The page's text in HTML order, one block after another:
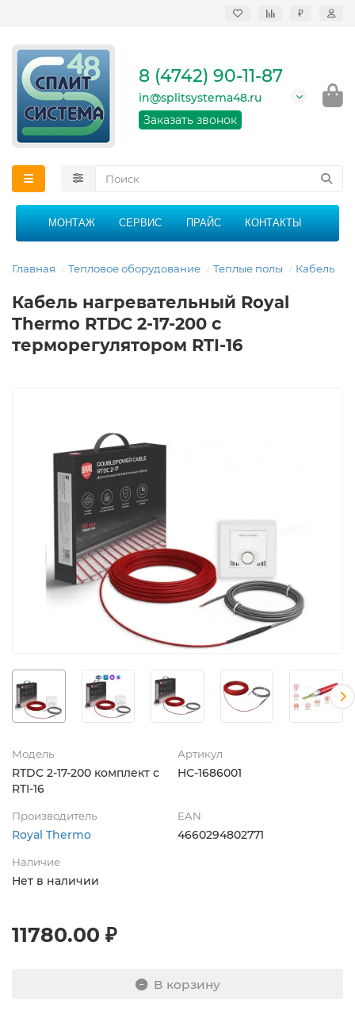
₽
кондиционеров в
области
График работы: 9:00 -
21:00 без перерыва и
8 (4742) 90-11-87
in@splitsystema48.ru
Заказать звонок
МОНТАЖ СЕРВИС ПРАЙС КОНТАКТЫ
Главная Тепловое оборудование Теплые полы Кабель
Кабель нагревательный Royal
Thermo RTDC 2-17-200 с
терморегулятором RTI-16
Модель
RTDC 2-17-200 комплект с
RTI-16
Артикул
НС-1686001
Производитель
Royal Thermo
EAN
4660294802771
Наличие
Нет в наличии
11780.00 ₽
В корзину